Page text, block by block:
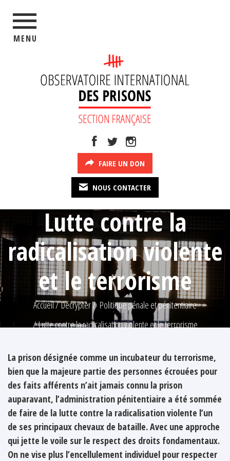
MENU
FAIRE UN DON
NOUS CONTACTER
Lutte contre la
radicalisation violente
et le terrorisme
Accueil Décrypter
Politique pénale et pénitentiaire
Lutte contre la radicalisation violente et le terrorisme
La prison désignée comme un incubateur du terrorisme,
bien que la majeure partie des personnes écrouées pour
des faits afférents n’ait jamais connu la prison
auparavant, l’administration pénitentiaire a été sommée
de faire de la lutte contre la radicalisation violente l’un
de ses principaux chevaux de bataille. Avec une approche
qui jette le voile sur le respect des droits fondamentaux.
On ne vise plus l’encellulement individuel pour respecter